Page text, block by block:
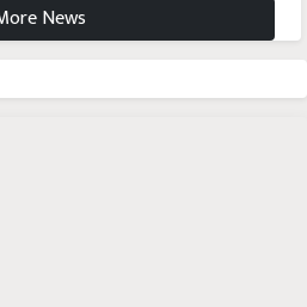
News